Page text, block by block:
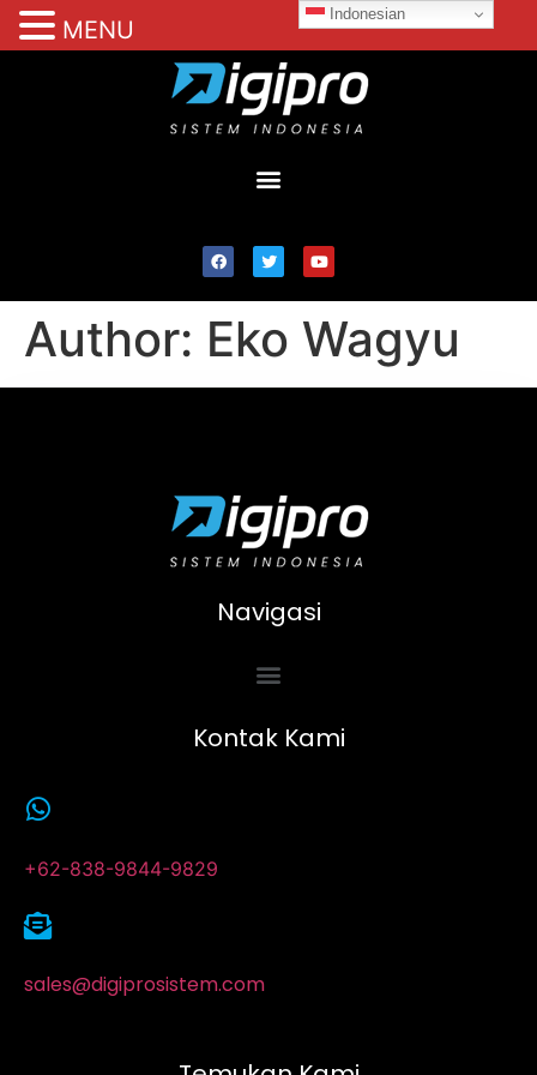
Author: Eko Wagyu
Navigasi
Kontak Kami
+62-838-9844-9829
sales@digiprosistem.com
Indonesian
MENU